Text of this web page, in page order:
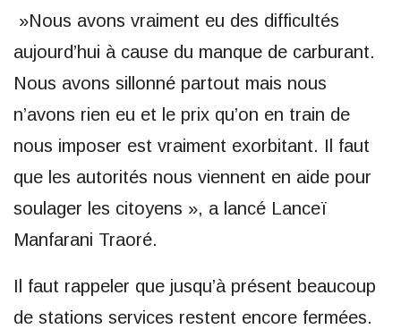
»Nous avons vraiment eu des difficultés
aujourd’hui à cause du manque de carburant.
Nous avons sillonné partout mais nous
n’avons rien eu et le prix qu’on en train de
nous imposer est vraiment exorbitant. Il faut
que les autorités nous viennent en aide pour
soulager les citoyens », a lancé Lanceï
Manfarani Traoré.
Il faut rappeler que jusqu’à présent beaucoup
de stations services restent encore fermées.